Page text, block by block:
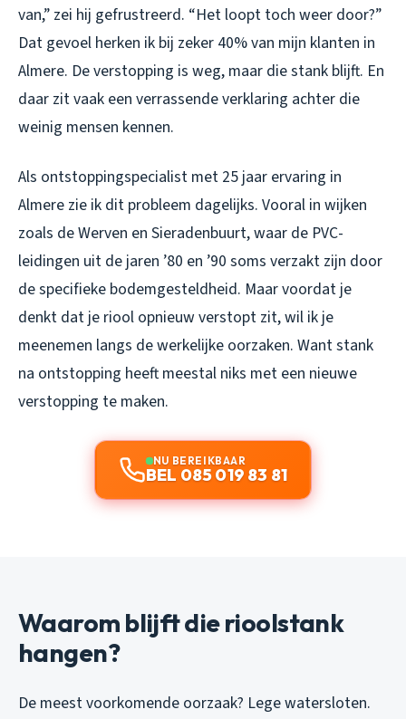
van,” zei hij gefrustreerd. “Het loopt toch weer door?”
Dat gevoel herken ik bij zeker 40% van mijn klanten in
Almere. De verstopping is weg, maar die stank blijft. En
daar zit vaak een verrassende verklaring achter die
weinig mensen kennen.
Als ontstoppingspecialist met 25 jaar ervaring in
Almere zie ik dit probleem dagelijks. Vooral in wijken
zoals de Werven en Sieradenbuurt, waar de PVC-
leidingen uit de jaren ’80 en ’90 soms verzakt zijn door
de specifieke bodemgesteldheid. Maar voordat je
denkt dat je riool opnieuw verstopt zit, wil ik je
meenemen langs de werkelijke oorzaken. Want stank
na ontstopping heeft meestal niks met een nieuwe
verstopping te maken.
NU BEREIKBAAR
BEL 085 019 83 81
Waarom blijft die rioolstank
hangen?
De meest voorkomende oorzaak? Lege watersloten.